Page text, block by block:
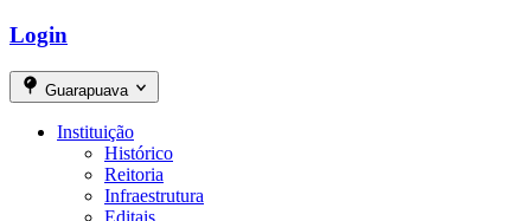
Login
Guarapuava
Instituição
Histórico
Reitoria
Infraestrutura
Editais